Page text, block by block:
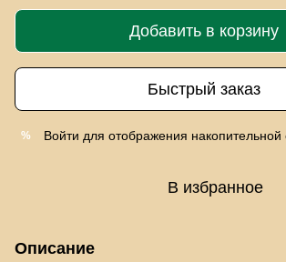
Добавить в корзину
Быстрый заказ
% Войти для отображения накопительной
В избранное
Описание